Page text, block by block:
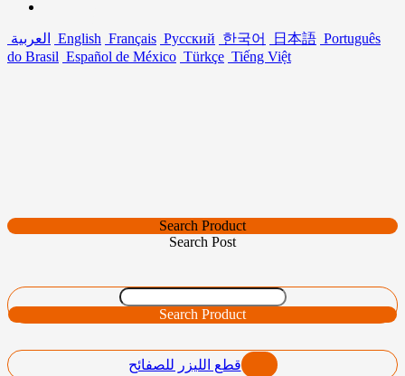
العربية English Français Русский 한국어 日本語 Português
do Brasil Español de México Türkçe Tiếng Việt
Search Product
Search Post
Search Product
قطع الليزر للصفائح